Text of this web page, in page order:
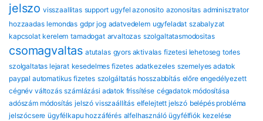
jelszo visszaallitas support ugyfel azonosito azonositas adminisztrator
hozzaadas lemondas gdpr jog adatvedelem ugyfeladat szabalyzat
kapcsolat kerelem tamadogat arvaltozas szolgaltatasmodositas
csomagvaltas atutalas gyors aktivalas fizetesi lehetoseg torles
szolgaltatas lejarat kesedelmes fizetes adatkezeles szemelyes adatok
paypal automatikus fizetes szolgáltatás hosszabbítás előre engedélyezett
cégnév változás számlázási adatok frissítése cégadatok módosítása
adószám módosítás jelszó visszaállítás elfelejtett jelszó belépés probléma
jelszócsere ügyfélkapu hozzáférés alfelhasználó ügyfélfiók kezelése